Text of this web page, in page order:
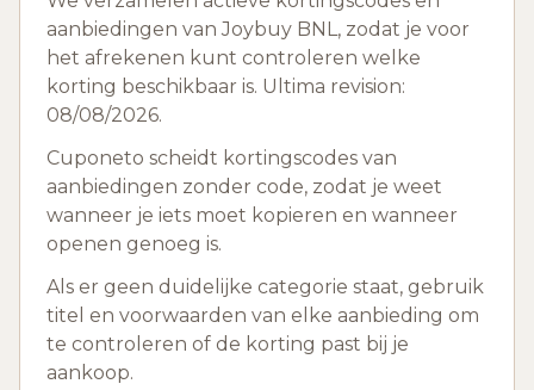
aanbiedingen van Joybuy BNL, zodat je voor
het afrekenen kunt controleren welke
korting beschikbaar is. Ultima revision:
08/08/2026.
Cuponeto scheidt kortingscodes van
aanbiedingen zonder code, zodat je weet
wanneer je iets moet kopieren en wanneer
openen genoeg is.
Als er geen duidelijke categorie staat, gebruik
titel en voorwaarden van elke aanbieding om
te controleren of de korting past bij je
aankoop.